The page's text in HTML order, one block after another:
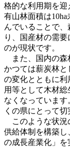
格的な利用期を迎
有山林面積は
んでいることで
り、国産材の需
のが現状です。
また、国内の森
かつては薪炭林
の変化とともに
用等として木材
なくなっていま
くの県にとって切
このような状況
供給体制を構築
の成長産業化」